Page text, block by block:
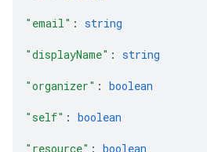
"email" : string
"displayName" : string
"organizer" : boolean
"self" : boolean
"resource" : boolean